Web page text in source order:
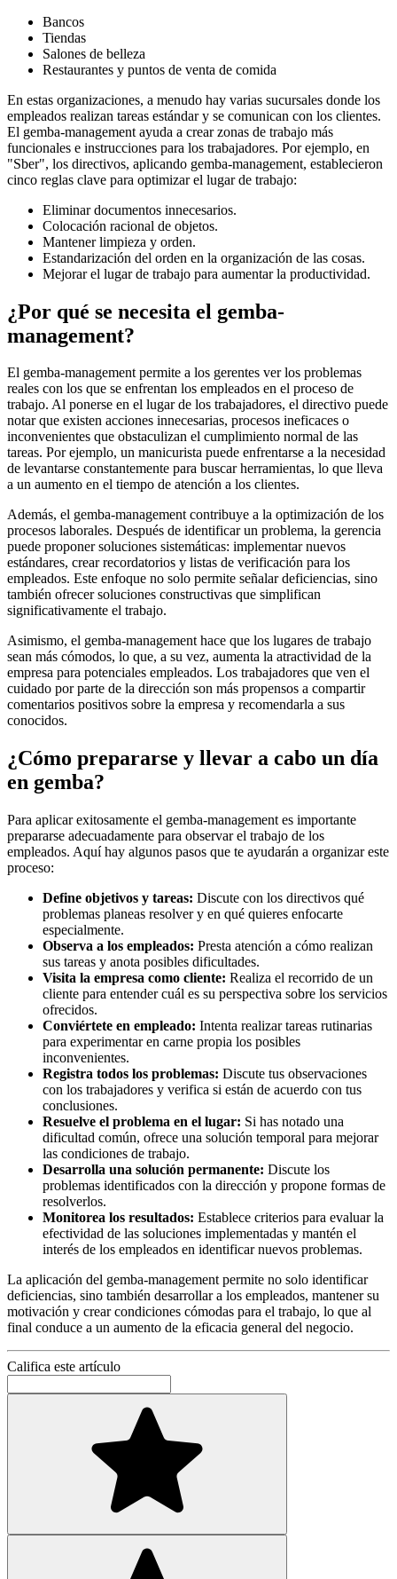
Bancos
Tiendas
Salones de belleza
Restaurantes y puntos de venta de comida
En estas organizaciones, a menudo hay varias sucursales donde los
empleados realizan tareas estándar y se comunican con los clientes.
El gemba-management ayuda a crear zonas de trabajo más
funcionales e instrucciones para los trabajadores. Por ejemplo, en
"Sber", los directivos, aplicando gemba-management, establecieron
cinco reglas clave para optimizar el lugar de trabajo:
Eliminar documentos innecesarios.
Colocación racional de objetos.
Mantener limpieza y orden.
Estandarización del orden en la organización de las cosas.
Mejorar el lugar de trabajo para aumentar la productividad.
¿Por qué se necesita el gemba-
management?
El gemba-management permite a los gerentes ver los problemas
reales con los que se enfrentan los empleados en el proceso de
trabajo. Al ponerse en el lugar de los trabajadores, el directivo puede
notar que existen acciones innecesarias, procesos ineficaces o
inconvenientes que obstaculizan el cumplimiento normal de las
tareas. Por ejemplo, un manicurista puede enfrentarse a la necesidad
de levantarse constantemente para buscar herramientas, lo que lleva
a un aumento en el tiempo de atención a los clientes.
Además, el gemba-management contribuye a la optimización de los
procesos laborales. Después de identificar un problema, la gerencia
puede proponer soluciones sistemáticas: implementar nuevos
estándares, crear recordatorios y listas de verificación para los
empleados. Este enfoque no solo permite señalar deficiencias, sino
también ofrecer soluciones constructivas que simplifican
significativamente el trabajo.
Asimismo, el gemba-management hace que los lugares de trabajo
sean más cómodos, lo que, a su vez, aumenta la atractividad de la
empresa para potenciales empleados. Los trabajadores que ven el
cuidado por parte de la dirección son más propensos a compartir
comentarios positivos sobre la empresa y recomendarla a sus
conocidos.
¿Cómo prepararse y llevar a cabo un día
en gemba?
Para aplicar exitosamente el gemba-management es importante
prepararse adecuadamente para observar el trabajo de los
empleados. Aquí hay algunos pasos que te ayudarán a organizar este
proceso:
Define objetivos y tareas: Discute con los directivos qué
problemas planeas resolver y en qué quieres enfocarte
especialmente.
Observa a los empleados: Presta atención a cómo realizan
sus tareas y anota posibles dificultades.
Visita la empresa como cliente: Realiza el recorrido de un
cliente para entender cuál es su perspectiva sobre los servicios
ofrecidos.
Conviértete en empleado: Intenta realizar tareas rutinarias
para experimentar en carne propia los posibles
inconvenientes.
Registra todos los problemas: Discute tus observaciones
con los trabajadores y verifica si están de acuerdo con tus
conclusiones.
Resuelve el problema en el lugar: Si has notado una
dificultad común, ofrece una solución temporal para mejorar
las condiciones de trabajo.
Desarrolla una solución permanente: Discute los
problemas identificados con la dirección y propone formas de
resolverlos.
Monitorea los resultados: Establece criterios para evaluar la
efectividad de las soluciones implementadas y mantén el
interés de los empleados en identificar nuevos problemas.
La aplicación del gemba-management permite no solo identificar
deficiencias, sino también desarrollar a los empleados, mantener su
motivación y crear condiciones cómodas para el trabajo, lo que al
final conduce a un aumento de la eficacia general del negocio.
Califica este artículo